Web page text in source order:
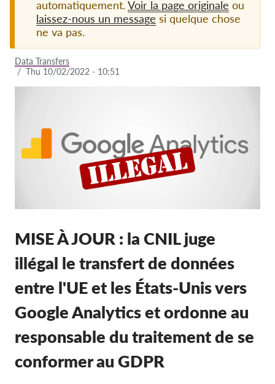
Adhésion
Dons
À propos de nous
Équipe
Offres d‘emploi
Recours collectif
OnionShare
Médias
Contactez-nous
GDPRhub
automatiquement. Voir la page originale ou
laissez-nous un message si quelque chose
ne va pas.
Data Transfers
/ Thu 10/02/2022 - 10:51
MISE À JOUR : la CNIL juge
illégal le transfert de données
entre l'UE et les États-Unis vers
Google Analytics et ordonne au
responsable du traitement de se
conformer au GDPR